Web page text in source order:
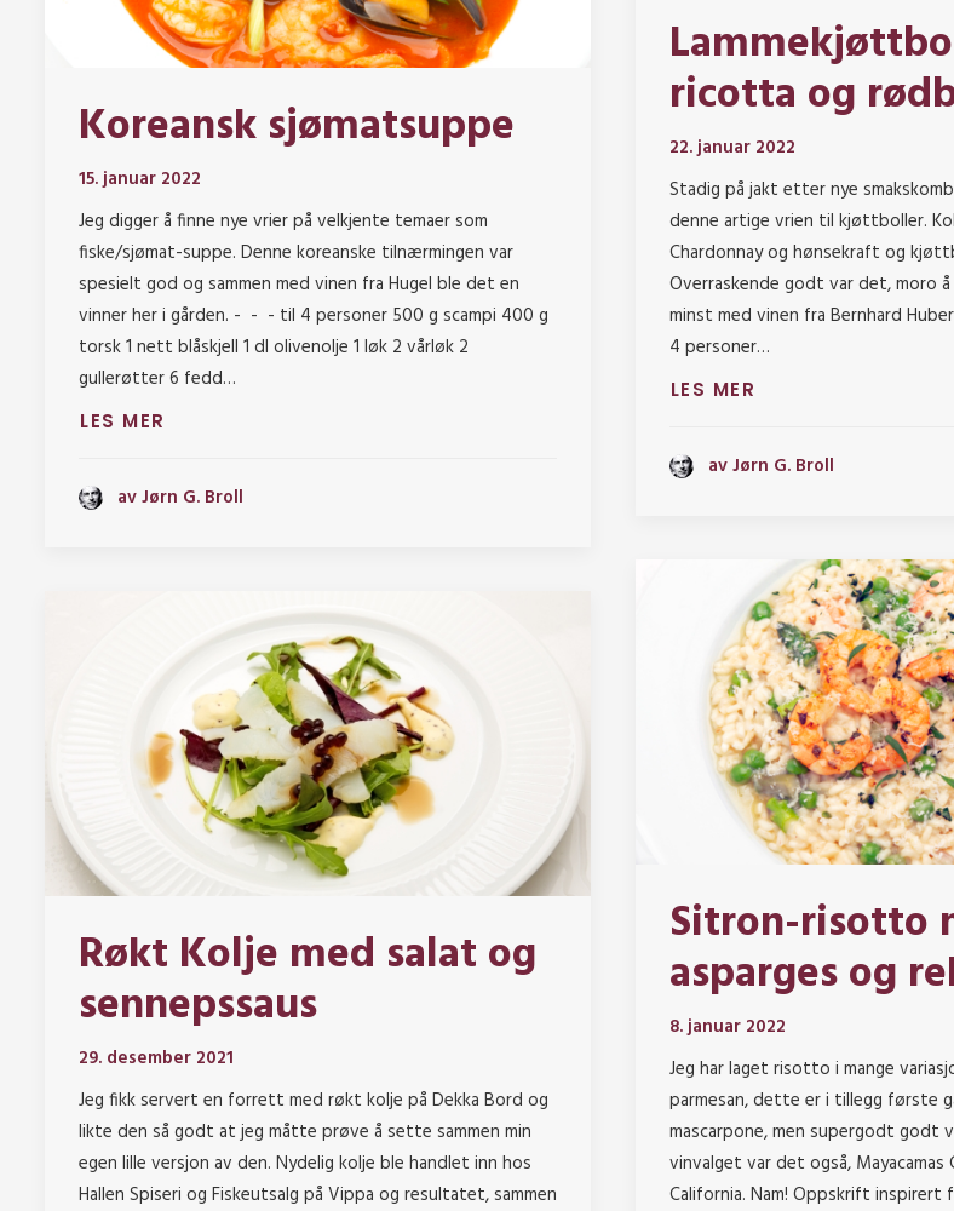
ricotta og
22. januar 2022
Stadig på jakt etter nye
denne artige vrien til kjøttboller.
Chardonnay og hønsekraft og
Overraskende godt var det, moro
minst med vinen fra Bernhard
4 personer…
LES MER
av Jørn G. Broll
Koreansk sjømatsuppe
15. januar 2022
Jeg digger å finne nye vrier på velkjente temaer som
fiske/sjømat-suppe. Denne koreanske tilnærmingen var
spesielt god og sammen med vinen fra Hugel ble det en
vinner her i gården. - - - til 4 personer 500 g scampi 400 g
torsk 1 nett blåskjell 1 dl olivenolje 1 løk 2 vårløk 2
gullerøtter 6 fedd…
LES MER
av Jørn G. Broll
Sitron-risotto
asparges og
8. januar 2022
Jeg har laget risotto i mange
parmesan, dette er i tillegg første
mascarpone, men supergodt godt
vinvalget var det også, Mayacamas
California. Nam! Oppskrift
Røkt Kolje med salat og
sennepssaus
29. desember 2021
Jeg fikk servert en forrett med røkt kolje på Dekka Bord og
likte den så godt at jeg måtte prøve å sette sammen min
egen lille versjon av den. Nydelig kolje ble handlet inn hos
Hallen Spiseri og Fiskeutsalg på Vippa og resultatet, sammen